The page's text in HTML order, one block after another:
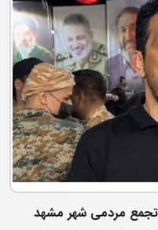
تجمع مردمی شهر مشهد